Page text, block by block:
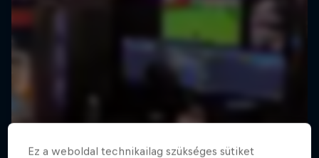
Ez a weboldal technikailag szükséges sütiket